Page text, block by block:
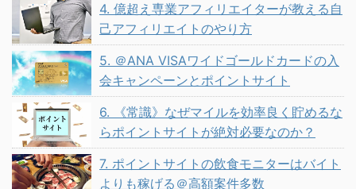
4. 億超え専業アフィリエイターが教える自
己アフィリエイトのやり方
5. ＠ANA VISAワイドゴールドカードの入
会キャンペーンとポイントサイト
6. 《常識》なぜマイルを効率良く貯めるな
らポイントサイトが絶対必要なのか？
7. ポイントサイトの飲食モニターはバイト
よりも稼げる＠高額案件多数